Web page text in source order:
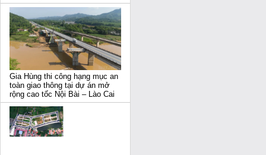
Gia Hùng thi công hạng mục an
toàn giao thông tại dự án mở
rộng cao tốc Nội Bài – Lào Cai